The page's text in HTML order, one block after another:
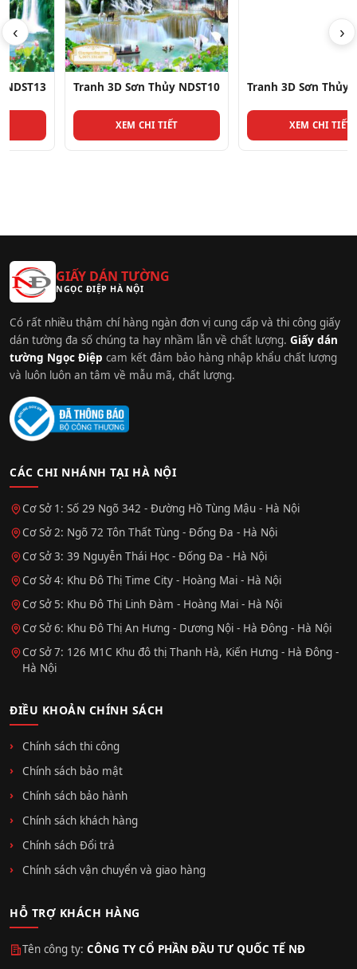
‹
Tranh 3D Sơn Thủy NDST10
XEM CHI TIẾT
Tranh 3D Sơn Thủy NDST14
XEM CHI TIẾT
›
GIẤY DÁN TƯỜNG
NGỌC ĐIỆP HÀ NỘI
Có rất nhiều thậm chí hàng ngàn đơn vị cung cấp và thi công giấy
dán tường đa số chúng ta hay nhầm lẫn về chất lượng. Giấy dán
tường Ngọc Điệp cam kết đảm bảo hàng nhập khẩu chất lượng
và luôn luôn an tâm về mẫu mã, chất lượng.
CÁC CHI NHÁNH TẠI HÀ NỘI
Cơ Sở 1: Số 29 Ngõ 342 - Đường Hồ Tùng Mậu - Hà Nội
Cơ Sở 2: Ngõ 72 Tôn Thất Tùng - Đống Đa - Hà Nội
Cơ Sở 3: 39 Nguyễn Thái Học - Đống Đa - Hà Nội
Cơ Sở 4: Khu Đô Thị Time City - Hoàng Mai - Hà Nội
Cơ Sở 5: Khu Đô Thị Linh Đàm - Hoàng Mai - Hà Nội
Cơ Sở 6: Khu Đô Thị An Hưng - Dương Nội - Hà Đông - Hà Nội
Cơ Sở 7: 126 M1C Khu đô thị Thanh Hà, Kiến Hưng - Hà Đông -
Hà Nội
ĐIỀU KHOẢN CHÍNH SÁCH
Chính sách thi công
Chính sách bảo mật
Chính sách bảo hành
Chính sách khách hàng
Chính sách Đổi trả
Chính sách vận chuyển và giao hàng
HỖ TRỢ KHÁCH HÀNG
Tên công ty: CÔNG TY CỔ PHẦN ĐẦU TƯ QUỐC TẾ NĐ